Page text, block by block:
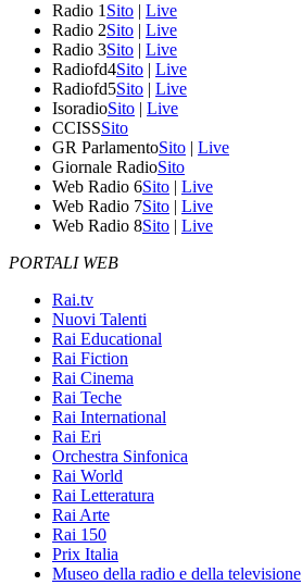
Radio 1 Sito | Live
Radio 2Sito | Live
Radio 3Sito | Live
Radiofd4Sito | Live
Radiofd5Sito | Live
IsoradioSito | Live
CCISSSito
GR ParlamentoSito | Live
Giornale RadioSito
Web Radio 6Sito | Live
Web Radio 7Sito | Live
Web Radio 8Sito | Live
PORTALI WEB
Rai.tv
Nuovi Talenti
Rai Educational
Rai Fiction
Rai Cinema
Rai Teche
Rai International
Rai Eri
Orchestra Sinfonica
Rai World
Rai Letteratura
Rai Arte
Rai 150
Prix Italia
Museo della radio e della televisione